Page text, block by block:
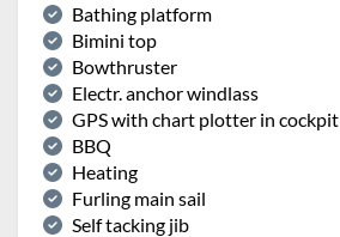
Bathing platform
Bimini top
Bowthruster
Electr. anchor windlass
GPS with chart plotter in cockpit
BBQ
Heating
Furling main sail
Self tacking jib